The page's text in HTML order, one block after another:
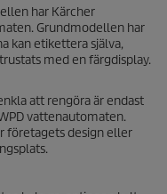
har Kärcher
Grundmodellen har
kan etikettera själva,
med en färgdisplay.
att rengöra är endast
vattenautomaten.
företagets design eller